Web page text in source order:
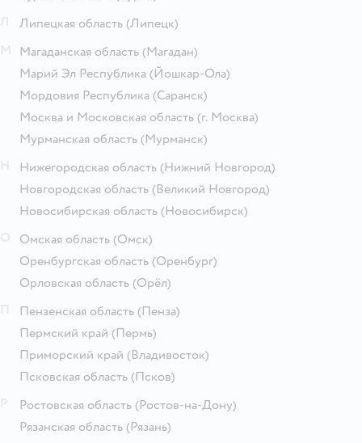
Липецкая область (Липецк)
Магаданская область (Магадан)
Марий Эл Республика (Йошкар-Ола)
Мордовия Республика (Саранск)
Москва и Московская область (г. Москва)
Мурманская область (Мурманск)
Нижегородская область (Нижний Новгород)
Новгородская область (Великий Новгород)
Новосибирская область (Новосибирск)
Омская область (Омск)
Оренбургская область (Оренбург)
Орловская область (Орёл)
Пензенская область (Пенза)
Пермский край (Пермь)
Приморский край (Владивосток)
Псковская область (Псков)
Ростовская область (Ростов-на-Дону)
Рязанская область (Рязань)